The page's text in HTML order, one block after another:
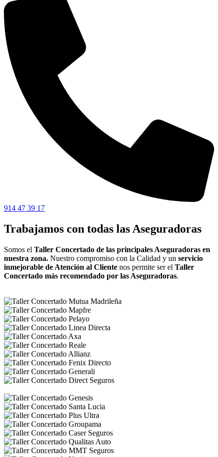
914 47 39 17
Trabajamos con todas las Aseguradoras
Somos el Taller Concertado de las principales Aseguradoras en
nuestra zona. Nuestro compromiso con la Calidad y un servicio
inmejorable de Atención al Cliente nos permite ser el Taller
Concertado más recomendado por las Aseguradoras.